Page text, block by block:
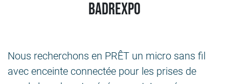
BadrExpo
Nous recherchons en PRÊT un micro sans fil
avec enceinte connectée pour les prises de